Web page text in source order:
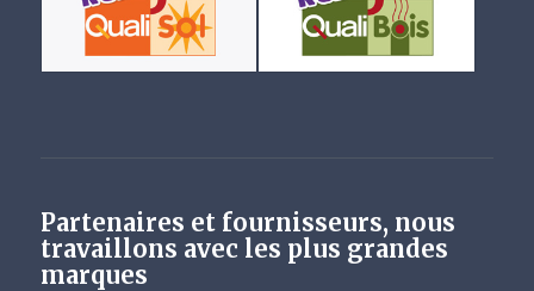
Partenaires et fournisseurs, nous
travaillons avec les plus grandes
marques